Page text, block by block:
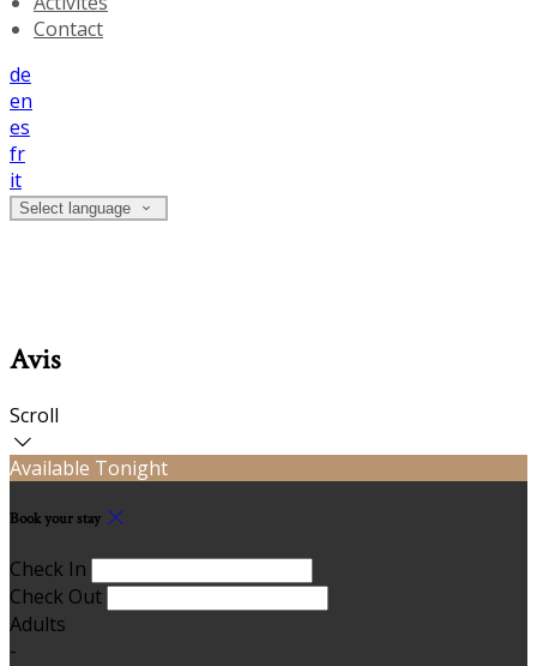
Contact
de
en
es
fr
it
Select language
Avis
Scroll
Available Tonight
Book your stay
Check In
Check Out
Adults
-